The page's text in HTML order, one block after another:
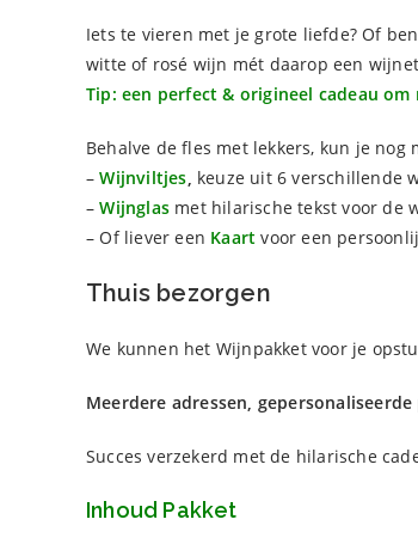
Iets te vieren met je grote liefde? Of
witte of rosé wijn mét daarop een
Tip: een perfect & origineel cadeau
Behalve de fles met lekkers, kun je
–Wijnviltjes, keuze uit 6 verschillende
–Wijnglas met hilarische tekst voor de
– Of liever een Kaart voor een
Thuis bezorgen
We kunnen het Wijnpakket voor je
Meerdere adressen,
Succes verzekerd met de hilarische
Inhoud Pakket